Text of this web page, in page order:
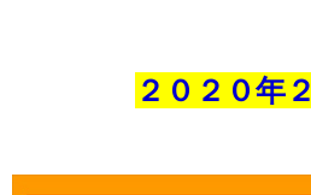
２０２０年２